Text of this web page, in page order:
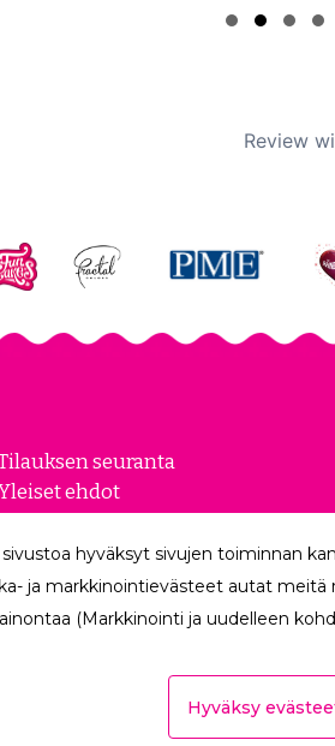
Review
seuranta
ehdot
Tietosuojaselostehyväksyt sivujen toiminnan
ja markkinointievästeet autat
(Markkinointi ja uudelleen
Hyväksy